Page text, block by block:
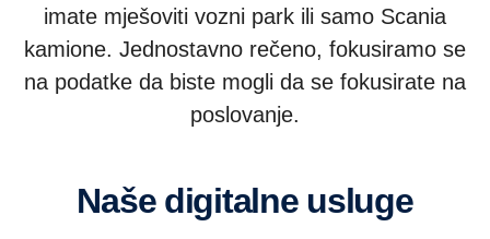
imate mješoviti vozni park ili samo Scania
kamione. Jednostavno rečeno, fokusiramo se
na podatke da biste mogli da se fokusirate na
poslovanje.
Naše digitalne usluge